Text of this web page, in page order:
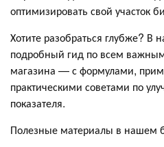
оптимизировать свой участок
Хотите разобраться глубже? В
подробный гид по всем
магазина — с формулами,
практическими советами по
показателя.
Полезные материалы в нашем